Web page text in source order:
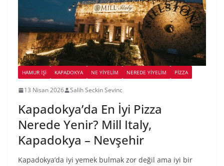
HAMUR İŞI KAPADOKYA NE YİYELİM NEREDE YİYELİM PIZZA
13 Nisan 2026 Salih Seckin Sevinc
Kapadokya’da En İyi Pizza
Nerede Yenir? Mill Italy,
Kapadokya – Nevşehir
Kapadokya’da iyi yemek bulmak zor değil ama iyi bir